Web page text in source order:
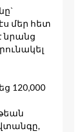
մեր հետ
նրանց
120,000